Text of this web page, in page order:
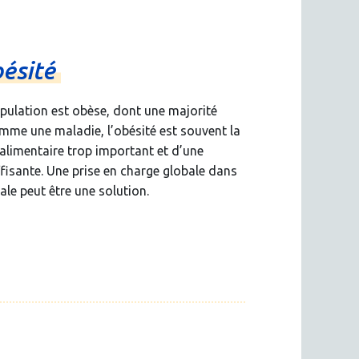
est obèse, dont une majorité
une maladie, l’obésité est souvent la
trop important et d’une
Une prise en charge globale dans
peut être une solution.